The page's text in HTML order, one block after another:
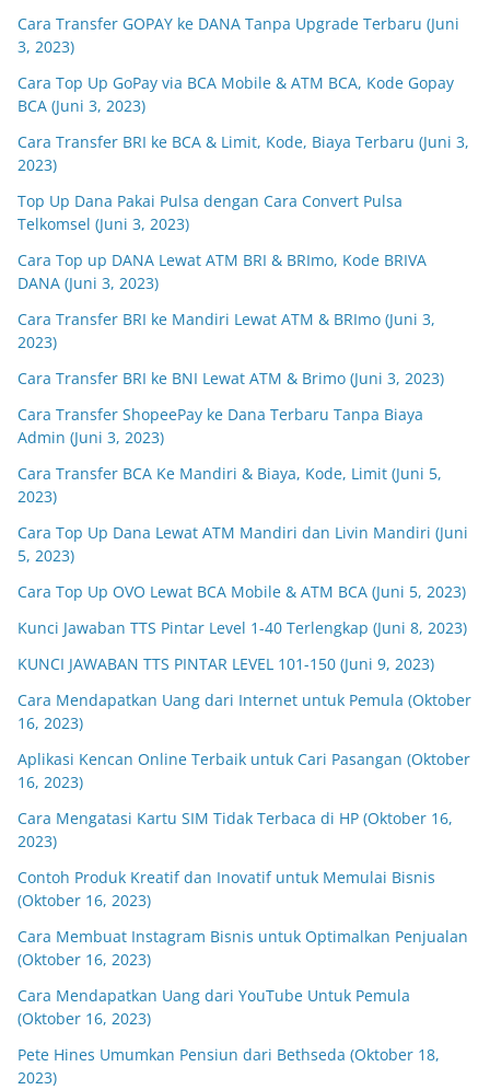
Cara Transfer GOPAY ke DANA Tanpa Upgrade Terbaru (Juni
3, 2023)
Cara Top Up GoPay via BCA Mobile & ATM BCA, Kode Gopay
BCA (Juni 3, 2023)
Cara Transfer BRI ke BCA & Limit, Kode, Biaya Terbaru (Juni 3,
2023)
Top Up Dana Pakai Pulsa dengan Cara Convert Pulsa
Telkomsel (Juni 3, 2023)
Cara Top up DANA Lewat ATM BRI & BRImo, Kode BRIVA
DANA (Juni 3, 2023)
Cara Transfer BRI ke Mandiri Lewat ATM & BRImo (Juni 3,
2023)
Cara Transfer BRI ke BNI Lewat ATM & Brimo (Juni 3, 2023)
Cara Transfer ShopeePay ke Dana Terbaru Tanpa Biaya
Admin (Juni 3, 2023)
Cara Transfer BCA Ke Mandiri & Biaya, Kode, Limit (Juni 5,
2023)
Cara Top Up Dana Lewat ATM Mandiri dan Livin Mandiri (Juni
5, 2023)
Cara Top Up OVO Lewat BCA Mobile & ATM BCA (Juni 5, 2023)
Kunci Jawaban TTS Pintar Level 1-40 Terlengkap (Juni 8, 2023)
KUNCI JAWABAN TTS PINTAR LEVEL 101-150 (Juni 9, 2023)
Cara Mendapatkan Uang dari Internet untuk Pemula (Oktober
16, 2023)
Aplikasi Kencan Online Terbaik untuk Cari Pasangan (Oktober
16, 2023)
Cara Mengatasi Kartu SIM Tidak Terbaca di HP (Oktober 16,
2023)
Contoh Produk Kreatif dan Inovatif untuk Memulai Bisnis
(Oktober 16, 2023)
Cara Membuat Instagram Bisnis untuk Optimalkan Penjualan
(Oktober 16, 2023)
Cara Mendapatkan Uang dari YouTube Untuk Pemula
(Oktober 16, 2023)
Pete Hines Umumkan Pensiun dari Bethseda (Oktober 18,
2023)